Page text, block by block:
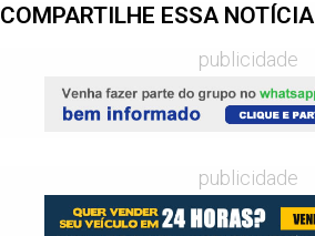
COMPARTILHE ESSA NOTÍCIA
publicidade
publicidade